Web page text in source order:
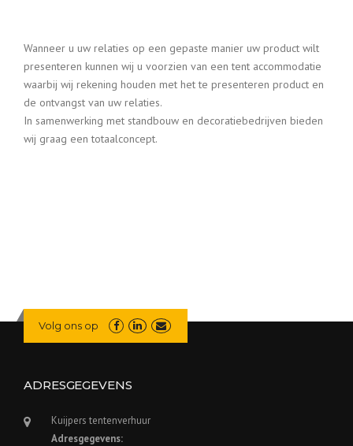
Wanneer u uw relaties op een gepaste manier uw product wilt
presenteren kunnen wij u voorzien van een tent accommodatie
waarbij wij rekening houden met het te presenteren product en
de ontvangst van uw relaties.
In samenwerking met standbouw en decoratiebedrijven bieden
wij graag een totaalconcept.
Volg ons op
ADRESGEGEVENS
Kuijpers tentenverhuur
Adresgegevens: